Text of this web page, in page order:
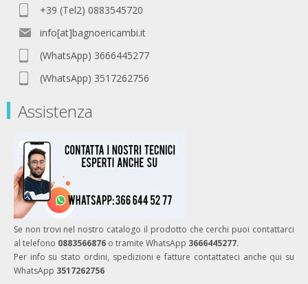
+39 (Tel2) 0883545720
info[at]bagnoericambi.it
(WhatsApp) 3666445277
(WhatsApp) 3517262756
Assistenza
Se non trovi nel nostro catalogo il prodotto che cerchi puoi contattarci
al telefono 0883566876 o tramite WhatsApp 3666445277.
Per info su stato ordini, spedizioni e fatture contattateci anche qui su
WhatsApp 3517262756